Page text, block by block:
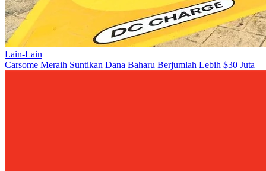
Lain-Lain
Carsome Meraih Suntikan Dana Baharu Berjumlah Lebih $30 Juta